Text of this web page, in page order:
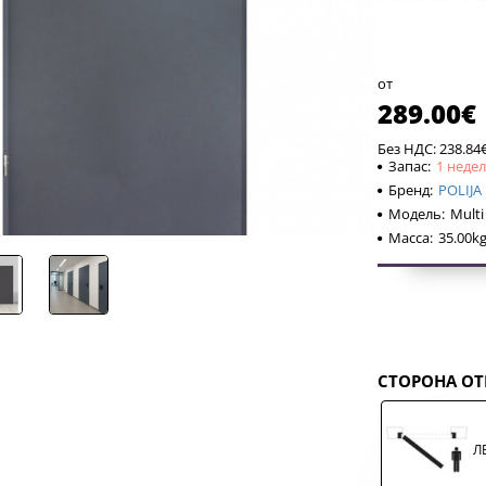
дверь
так и
при
дверь
от
289.00€
Без НДС:
Запас: 1
Бренд: POLIJA
Модель: Multi
Масса: 35.00kg
СТОРОНА